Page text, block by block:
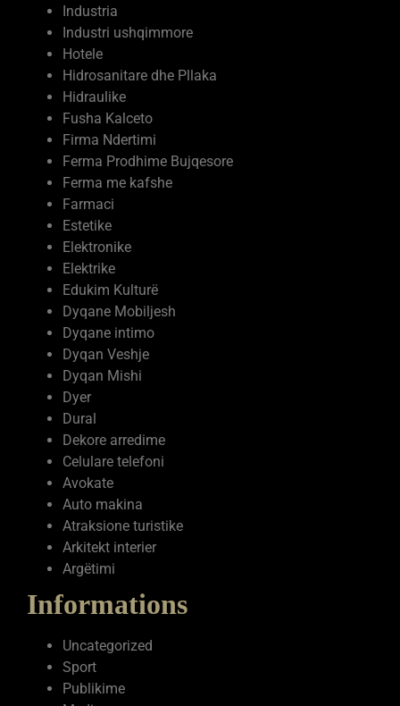
Industria
Industri ushqimmore
Hotele
Hidrosanitare dhe Pllaka
Hidraulike
Fusha Kalceto
Firma Ndertimi
Ferma Prodhime Bujqesore
Ferma me kafshe
Farmaci
Estetike
Elektronike
Elektrike
Edukim Kulturë
Dyqane Mobiljesh
Dyqane intimo
Dyqan Veshje
Dyqan Mishi
Dyer
Dural
Dekore arredime
Celulare telefoni
Avokate
Auto makina
Atraksione turistike
Arkitekt interier
Argëtimi
Informations
Uncategorized
Sport
Publikime